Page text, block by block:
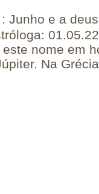
Junho e a
nome em
Na